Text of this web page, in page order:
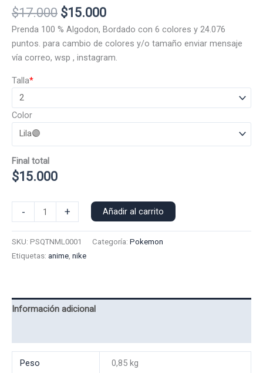
$17.000 El
precio
original
era:
$15.000El
precio
actual
es:
Prenda 100 % Algodon, Bordado con 6 colores y 24.076
puntos. para cambio de colores y/o tamaño enviar mensaje
vía correo, wsp , instagram.
*
Talla
Color
Final total
$15.000
-
Manga
+ Añadir al carrito
SKU: PSQTNML0001 Categoría: Pokemon
Etiquetas: anime, nike
Información adicional
Peso 0,85 kg